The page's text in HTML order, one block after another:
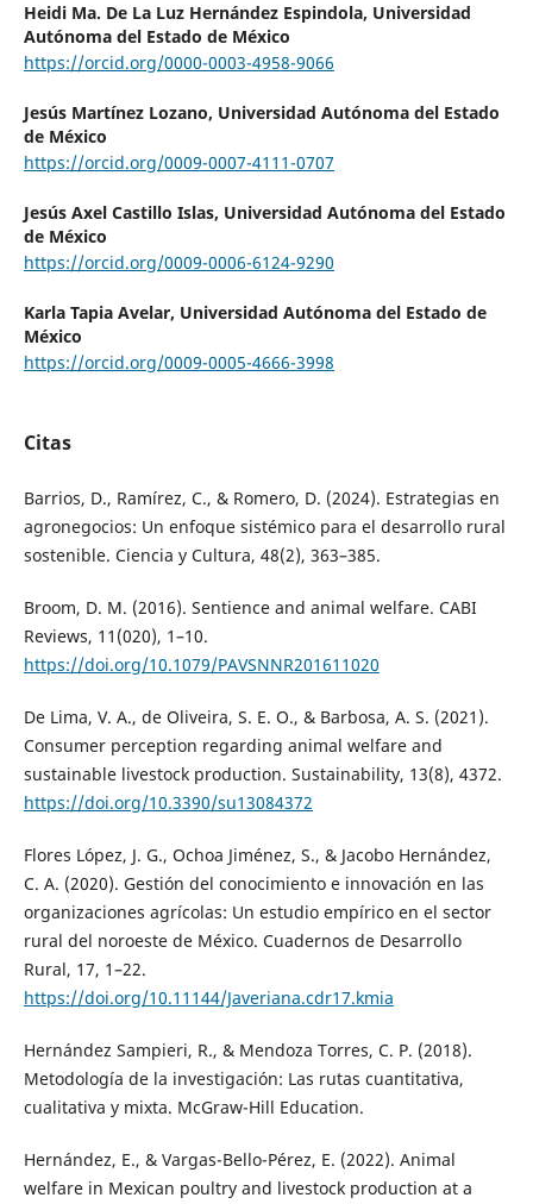
Heidi Ma. De La Luz Hernández Espindola, Universidad
Autónoma del Estado de México
https://orcid.org/0000-0003-4958-9066
Jesús Martínez Lozano, Universidad Autónoma del Estado
de México
https://orcid.org/0009-0007-4111-0707
Jesús Axel Castillo Islas, Universidad Autónoma del Estado
de México
https://orcid.org/0009-0006-6124-9290
Karla Tapia Avelar, Universidad Autónoma del Estado de
México
https://orcid.org/0009-0005-4666-3998
Citas
Barrios, D., Ramírez, C., & Romero, D. (2024). Estrategias en
agronegocios: Un enfoque sistémico para el desarrollo rural
sostenible. Ciencia y Cultura, 48(2), 363–385.
Broom, D. M. (2016). Sentience and animal welfare. CABI
Reviews, 11(020), 1–10.
https://doi.org/10.1079/PAVSNNR201611020
De Lima, V. A., de Oliveira, S. E. O., & Barbosa, A. S. (2021).
Consumer perception regarding animal welfare and
sustainable livestock production. Sustainability, 13(8), 4372.
https://doi.org/10.3390/su13084372
Flores López, J. G., Ochoa Jiménez, S., & Jacobo Hernández,
C. A. (2020). Gestión del conocimiento e innovación en las
organizaciones agrícolas: Un estudio empírico en el sector
rural del noroeste de México. Cuadernos de Desarrollo
Rural, 17, 1–22.
https://doi.org/10.11144/Javeriana.cdr17.kmia
Hernández Sampieri, R., & Mendoza Torres, C. P. (2018).
Metodología de la investigación: Las rutas cuantitativa,
cualitativa y mixta. McGraw-Hill Education.
Hernández, E., & Vargas-Bello-Pérez, E. (2022). Animal
welfare in Mexican poultry and livestock production at a